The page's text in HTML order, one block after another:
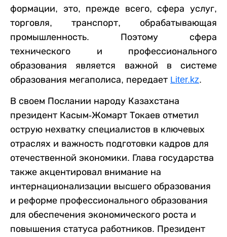
формации, это, прежде всего, сфера услуг,
торговля, транспорт, обрабатывающая
промышленность. Поэтому сфера
технического и профессионального
образования является важной в системе
образования мегаполиса, передает Liter.kz.
В своем Послании народу Казахстана
президент Касым-Жомарт Токаев отметил
острую нехватку специалистов в ключевых
отраслях и важность подготовки кадров для
отечественной экономики. Глава государства
также акцентировал внимание на
интернационализации высшего образования
и реформе профессионального образования
для обеспечения экономического роста и
повышения статуса работников. Президент